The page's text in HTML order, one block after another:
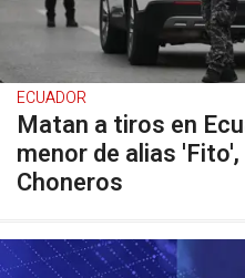
ECUADOR
Matan a tiros en
menor de alias
Choneros